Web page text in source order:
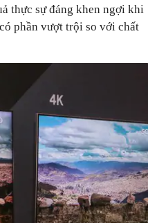
thực sự đáng khen ngợi khi
phần vượt trội so với chất